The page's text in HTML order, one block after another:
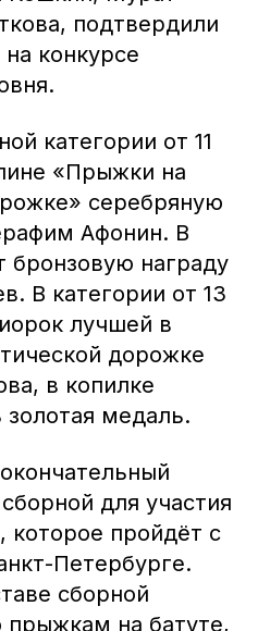
подтвердили
конкурсе
категории от 11
«Прыжки на
серебряную
Афонин. В
бронзовую награду
В категории от 13
лучшей в
дорожке
в копилке
золотая медаль.
для участия
которое пройдёт с
Петербурге.
сборной
на батуте,